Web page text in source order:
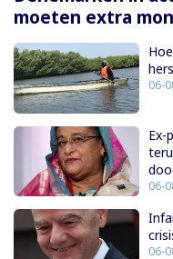
moeten extra
06-
Ex-
06-
06-